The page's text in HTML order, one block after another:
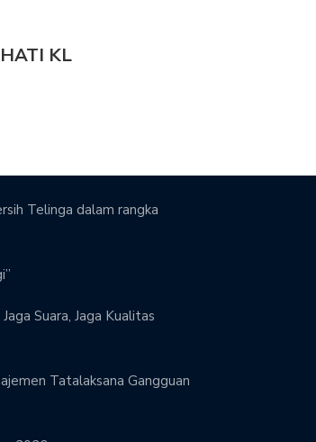
KL
Telinga dalam rangka
Suara, Jaga Kualitas
Tatalaksana Gangguan